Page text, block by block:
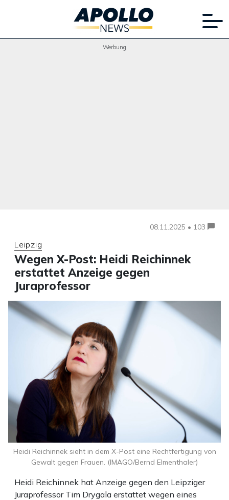
Werbung
08.11.2025 • 103
Leipzig
Wegen X-Post: Heidi Reichinnek
erstattet Anzeige gegen
Juraprofessor
Heidi Reichinnek hat Anzeige gegen den Leipziger
Juraprofessor Tim Drygala erstattet wegen eines
Heidi Reichinnek sieht in dem X-Post eine Rechtfertigung von
Gewalt gegen Frauen. (IMAGO/Bernd Elmenthaler)